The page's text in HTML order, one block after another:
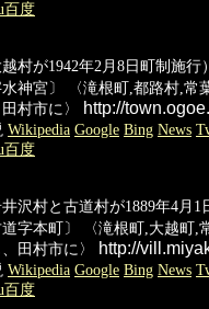
百度
越村が1942年2月8日町制施
神宮〕 〈滝根町,都路村,常
村市に〉
http://
Wikipedia Google Bing News
百度
井沢村と古道村が1889年4月1
字本町〕 〈滝根町,大越町,
田村市に〉
http://
Wikipedia Google Bing News
百度